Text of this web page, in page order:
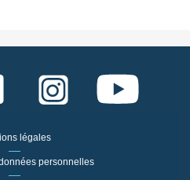
légales
personnelles